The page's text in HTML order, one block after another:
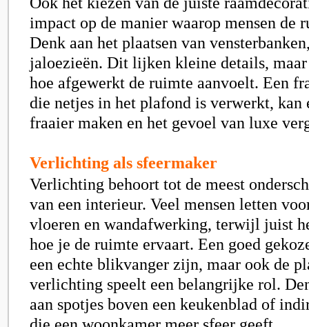
impact op de manier waarop mensen de
Denk aan het plaatsen van
jaloezieën. Dit lijken kleine details, maar
hoe afgewerkt de ruimte aanvoelt. Een
die netjes in het plafond is verwerkt, kan
fraaier maken en het gevoel van luxe
Verlichting als sfeermaker
Verlichting behoort tot de meest
van een interieur. Veel mensen letten
vloeren en wandafwerking, terwijl juist
hoe je de ruimte ervaart. Een goed
een echte blikvanger zijn, maar ook de
verlichting speelt een belangrijke rol.
aan spotjes boven een keukenblad of